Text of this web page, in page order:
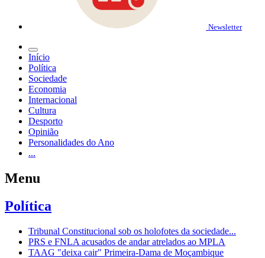
Newsletter
Início
Política
Sociedade
Economia
Internacional
Cultura
Desporto
Opinião
Personalidades do Ano
...
Menu
Política
Tribunal Constitucional sob os holofotes da sociedade...
PRS e FNLA acusados de andar atrelados ao MPLA
TAAG "deixa cair" Primeira-Dama de Moçambique